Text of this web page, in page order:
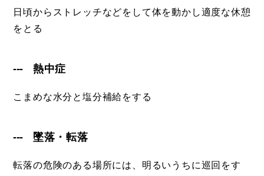
日頃からストレッチなどをして体を動かし適度な休憩
をとる
熱中症
こまめな水分と塩分補給をする
墜落・転落
転落の危険のある場所には、明るいうちに巡回をす